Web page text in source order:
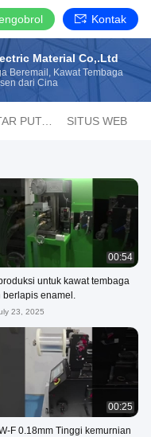
Kontak
Material Co,.Ltd
Beremail, Kawat Tembaga
dari Cina
DAFTAR PUTAR SITUS WEB
00:54
untuk kawat tembaga
berlapis enamel.
23, 2025
00:25
F 0.18mm Tinggi kemurnian